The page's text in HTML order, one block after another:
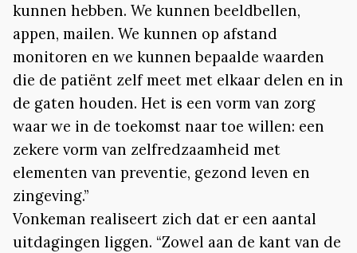
kunnen hebben. We kunnen beeldbellen,
appen, mailen. We kunnen op afstand
monitoren en we kunnen bepaalde waarden
die de patiënt zelf meet met elkaar delen en in
de gaten houden. Het is een vorm van zorg
waar we in de toekomst naar toe willen: een
zekere vorm van zelfredzaamheid met
elementen van preventie, gezond leven en
zingeving.”
Vonkeman realiseert zich dat er een aantal
uitdagingen liggen. “Zowel aan de kant van de